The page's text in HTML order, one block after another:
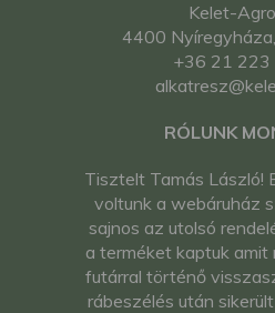
Kelet-
4400
+36 21 223
RÓLUNK
Tisztelt Tamás László!
voltunk a webáruház
sajnos az utolsó
a terméket kaptuk amit
futárral történő
rábeszélés után